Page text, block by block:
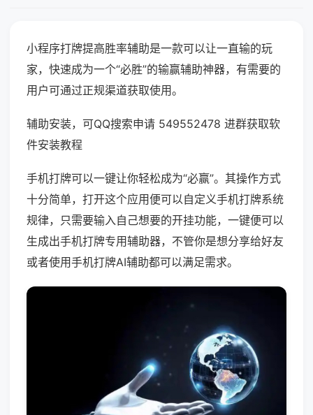
小程序打牌提高胜率辅助是一款可以让一直输的玩
家，快速成为一个“必胜”的输赢辅助神器，有需要的
用户可通过正规渠道获取使用。
辅助安装，可QQ搜索申请 549552478 进群获取软
件安装教程
手机打牌可以一键让你轻松成为“必赢”。其操作方式
十分简单，打开这个应用便可以自定义手机打牌系统
规律，只需要输入自己想要的开挂功能，一键便可以
生成出手机打牌专用辅助器，不管你是想分享给好友
或者使用手机打牌AI辅助都可以满足需求。